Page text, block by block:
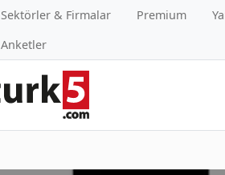
Sektörler & Firmalar Premium
Anketler